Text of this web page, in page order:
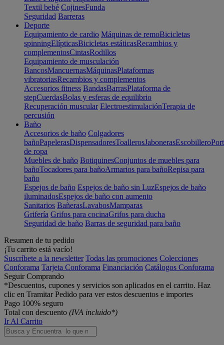
Textil bebé CojinesFunda
Seguridad Barreras
Deporte
Equipamiento de cardio Máquinas de remoBicicletas
spinningElípticasBicicletas estáticasRecambios y
complementosCintasRodillos
Equipamiento de musculación
BancosMancuernasMáquinasPlataformas
vibratoriasRecambios y complementos
Accesorios fitness BandasBarrasPlataforma de
stepCuerdasBolas y esferas de equilibrio
Recuperación muscular ElectroestimulaciónTerapia de
percusión
Baño
Accesorios de baño Colgadores
bañoPapelerasDispensadoresToallerosJabonerasEscobillero
de ropa
Muebles de baño BotiquinesConjuntos de muebles para
bañoTocadores para bañoArmarios para bañoRepisa para
baño
Espejos de baño Espejos de baño sin LuzEspejos de baño
iluminadosEspejos de baño con aumento
Sanitarios BañerasLavabosMamparas
Grifería Grifos para cocinaGrifos para ducha
Seguridad de baño Barras de seguridad para baño
Resumen de tu pedido
¡Tu carrito está vacío!
Suscríbete a la newsletter Todas las promociones Colecciones
Conforama Tarjeta Conforama Financiación Catálogos Conforama
Seguir Comprando
*Descuentos, cupones y servicios son aplicados en el carrito. Haz
clic en Tramitar Pedido para ver estos descuentos e importes
Pago 100% seguro
Total con descuento (IVA incluido*)
Ir Al Carrito